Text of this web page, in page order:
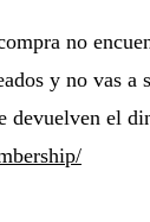
no
y no vas
devuelven el